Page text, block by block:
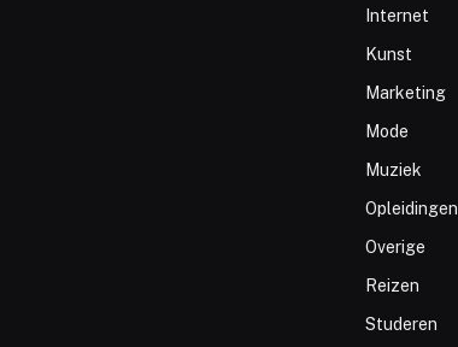
Internet
Kunst
Marketing
Mode
Muziek
Opleidingen
Overige
Reizen
Studeren